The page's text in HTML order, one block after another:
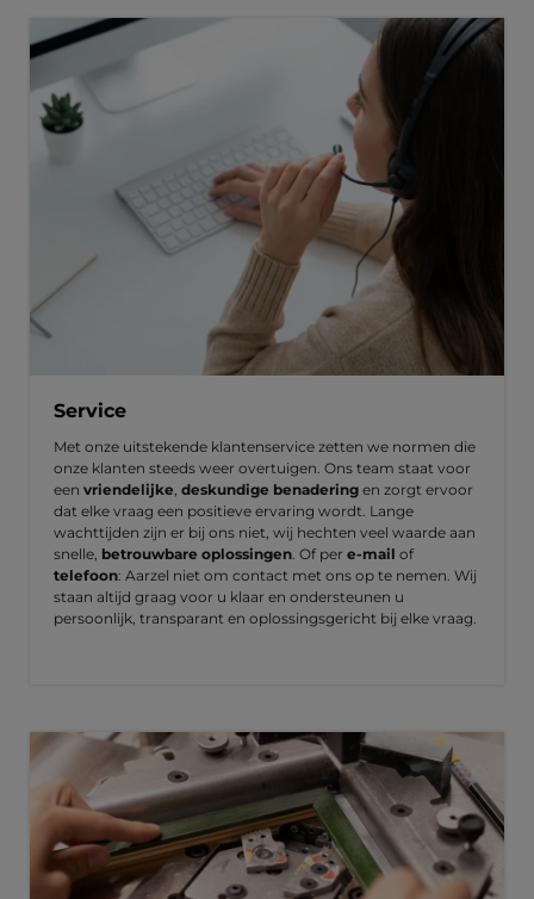
Service
Met onze uitstekende klantenservice zetten we normen die
onze klanten steeds weer overtuigen. Ons team staat voor
een vriendelijke, deskundige benadering en zorgt ervoor
dat elke vraag een positieve ervaring wordt. Lange
wachttijden zijn er bij ons niet, wij hechten veel waarde aan
snelle, betrouwbare oplossingen. Of per e-mail of
telefoon: Aarzel niet om contact met ons op te nemen. Wij
staan altijd graag voor u klaar en ondersteunen u
persoonlijk, transparant en oplossingsgericht bij elke vraag.